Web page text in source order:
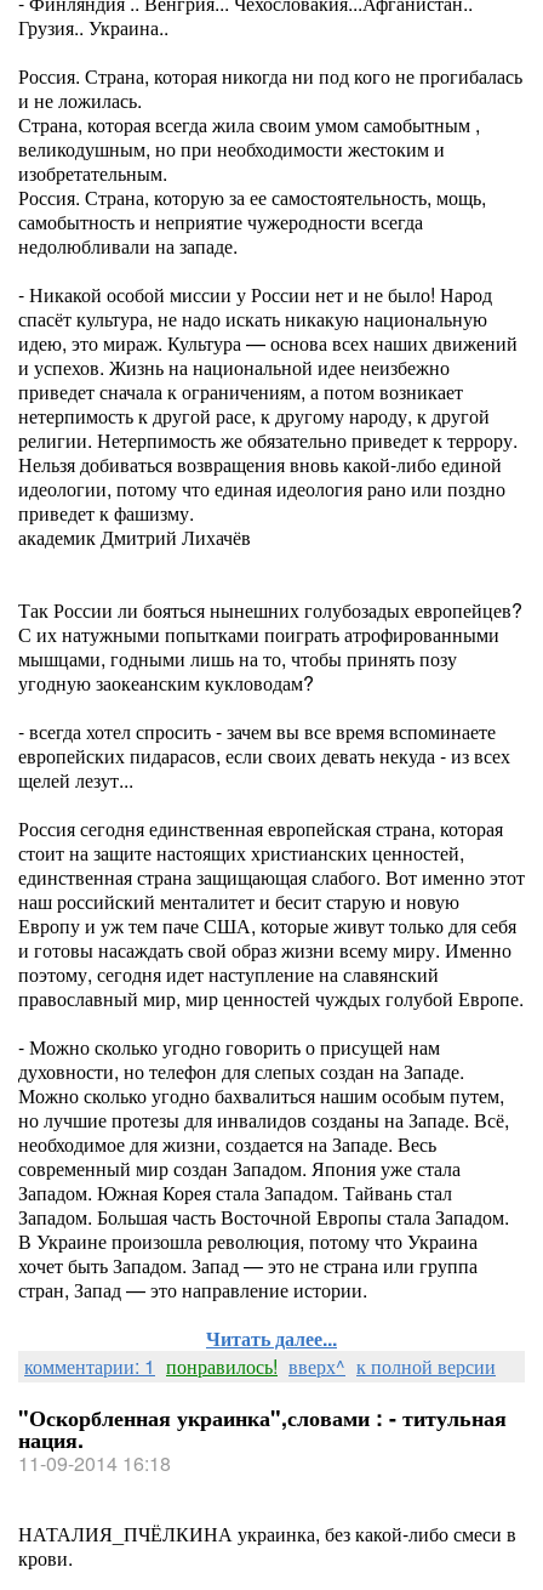
Грузия.. Украина..
Россия. Страна, которая никогда ни под кого не прогибалась
и не ложилась.
Страна, которая всегда жила своим умом самобытным ,
великодушным, но при необходимости жестоким и
изобретательным.
Россия. Страна, которую за ее самостоятельность, мощь,
самобытность и неприятие чужеродности всегда
недолюбливали на западе.
- Никакой особой миссии у России нет и не было! Народ
спасёт культура, не надо искать никакую национальную
идею, это мираж. Культура — основа всех наших движений
и успехов. Жизнь на национальной идее неизбежно
приведет сначала к ограничениям, а потом возникает
нетерпимость к другой расе, к другому народу, к другой
религии. Нетерпимость же обязательно приведет к террору.
Нельзя добиваться возвращения вновь какой-либо единой
идеологии, потому что единая идеология рано или поздно
приведет к фашизму.
академик Дмитрий Лихачёв
Так России ли бояться нынешних голубозадых европейцев?
С их натужными попытками поиграть атрофированными
мышцами, годными лишь на то, чтобы принять позу
угодную заокеанским кукловодам?
- всегда хотел спросить - зачем вы все время вспоминаете
европейских пидарасов, если своих девать некуда - из всех
щелей лезут...
Россия сегодня единственная европейская страна, которая
стоит на защите настоящих христианских ценностей,
единственная страна защищающая слабого. Вот именно этот
наш российский менталитет и бесит старую и новую
Европу и уж тем паче США, которые живут только для себя
и готовы насаждать свой образ жизни всему миру. Именно
поэтому, сегодня идет наступление на славянский
православный мир, мир ценностей чуждых голубой Европе.
- Можно сколько угодно говорить о присущей нам
духовности, но телефон для слепых создан на Западе.
Можно сколько угодно бахвалиться нашим особым путем,
но лучшие протезы для инвалидов созданы на Западе. Всё,
необходимое для жизни, создается на Западе. Весь
современный мир создан Западом. Япония уже стала
Западом. Южная Корея стала Западом. Тайвань стал
Западом. Большая часть Восточной Европы стала Западом.
В Украине произошла революция, потому что Украина
хочет быть Западом. Запад — это не страна или группа
стран, Запад — это направление истории.
Читать далее...
комментарии: 1 понравилось! вверх^ к полной версии
"Оскорбленная украинка",словами : - титульная
нация.
11-09-2014 16:18
НАТАЛИЯ_ПЧЁЛКИНА украинка, без какой-либо смеси в
крови.